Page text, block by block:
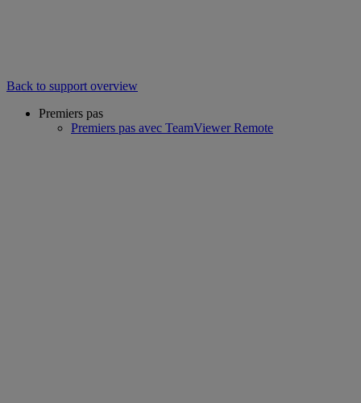
Back to support overview
Premiers pas
Premiers pas avec TeamViewer Remote